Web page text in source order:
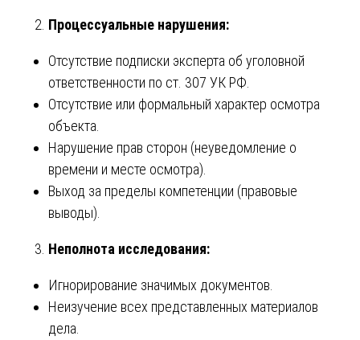
Процессуальные нарушения:
Отсутствие подписки эксперта об уголовной
ответственности по ст. 307 УК РФ.
Отсутствие или формальный характер осмотра
объекта.
Нарушение прав сторон (неуведомление о
времени и месте осмотра).
Выход за пределы компетенции (правовые
выводы).
Неполнота исследования:
Игнорирование значимых документов.
Неизучение всех представленных материалов
дела.